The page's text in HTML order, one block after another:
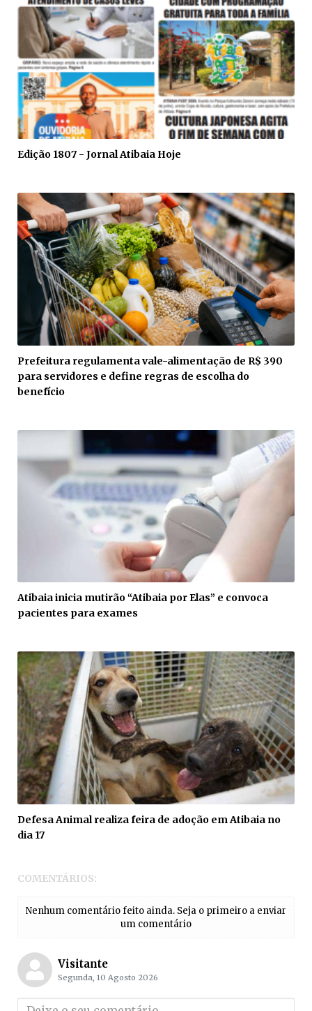
Edição 1807 - Jornal Atibaia Hoje
Prefeitura regulamenta vale-alimentação de R$ 390
para servidores e define regras de escolha do
benefício
Atibaia inicia mutirão “Atibaia por Elas” e convoca
pacientes para exames
Defesa Animal realiza feira de adoção em Atibaia no
dia 17
COMENTÁRIOS:
Nenhum comentário feito ainda. Seja o primeiro a enviar
um comentário
Visitante
Segunda, 10 Agosto 2026